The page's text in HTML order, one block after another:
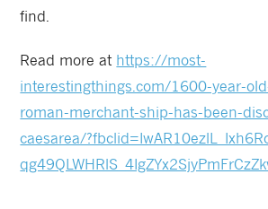
find.
Read more at https://most-
interestingthings.com/1600-year-
roman-merchant-ship-has-been-
caesarea/